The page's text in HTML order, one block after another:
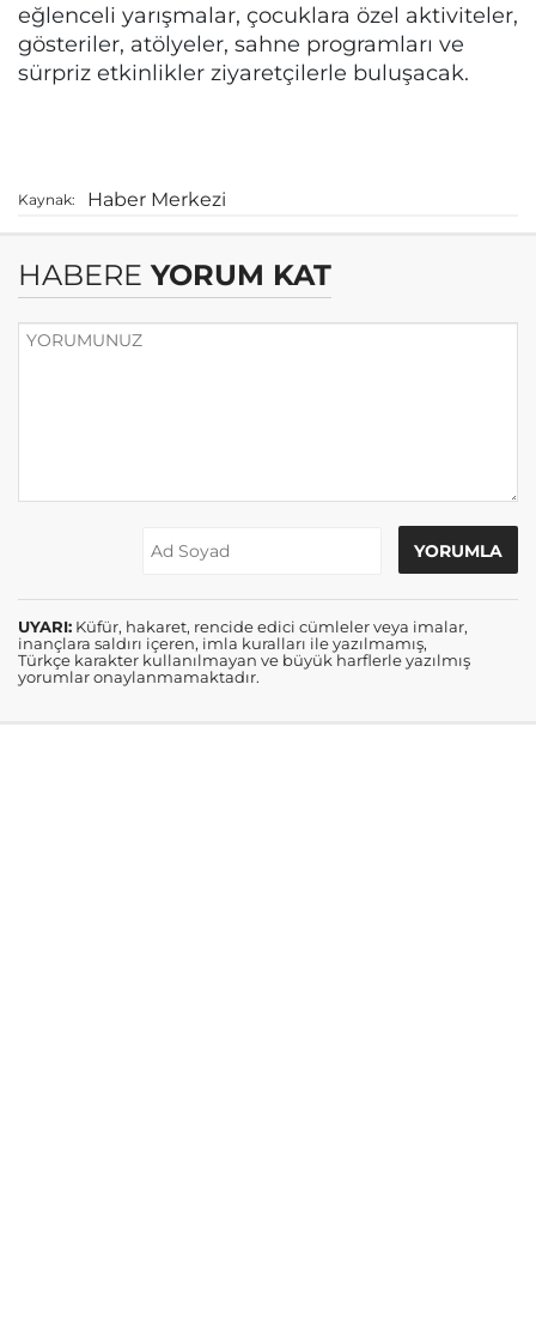
eğlenceli yarışmalar, çocuklara özel aktiviteler,
gösteriler, atölyeler, sahne programları ve
sürpriz etkinlikler ziyaretçilerle buluşacak.
Kaynak: Haber Merkezi
HABERE YORUM KAT
UYARI: Küfür, hakaret, rencide edici cümleler veya imalar,
inançlara saldırı içeren, imla kuralları ile yazılmamış,
Türkçe karakter kullanılmayan ve büyük harflerle yazılmış
yorumlar onaylanmamaktadır.